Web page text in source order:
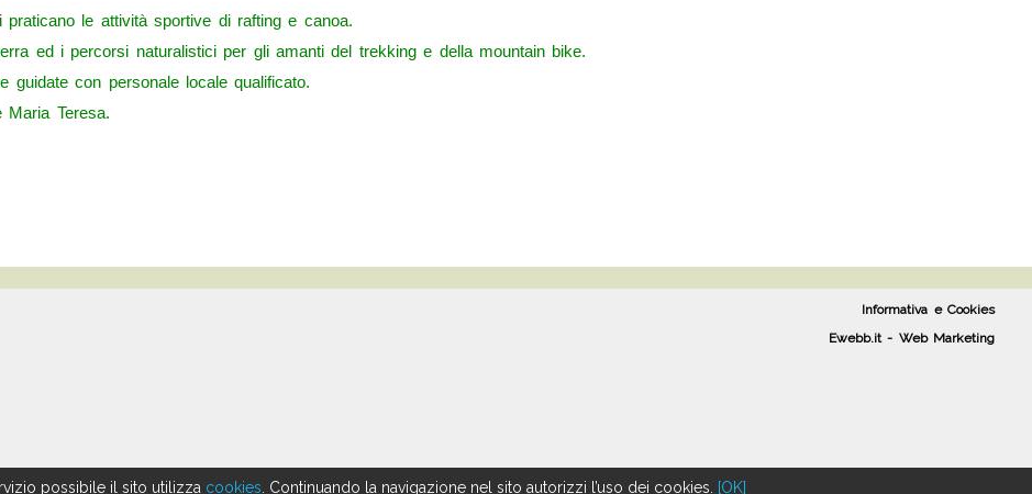
le attività sportive di rafting e canoa.
ed i percorsi naturalistici per gli amanti del trekking e della mountain bike.
guidate con personale locale qualificato.
Maria Teresa.
Informativa e Cookies
Ewebb.it - Web Marketing
possibile il sito utilizza cookies . Continuando la navigazione nel sito autorizzi l’uso dei cookies. [OK]